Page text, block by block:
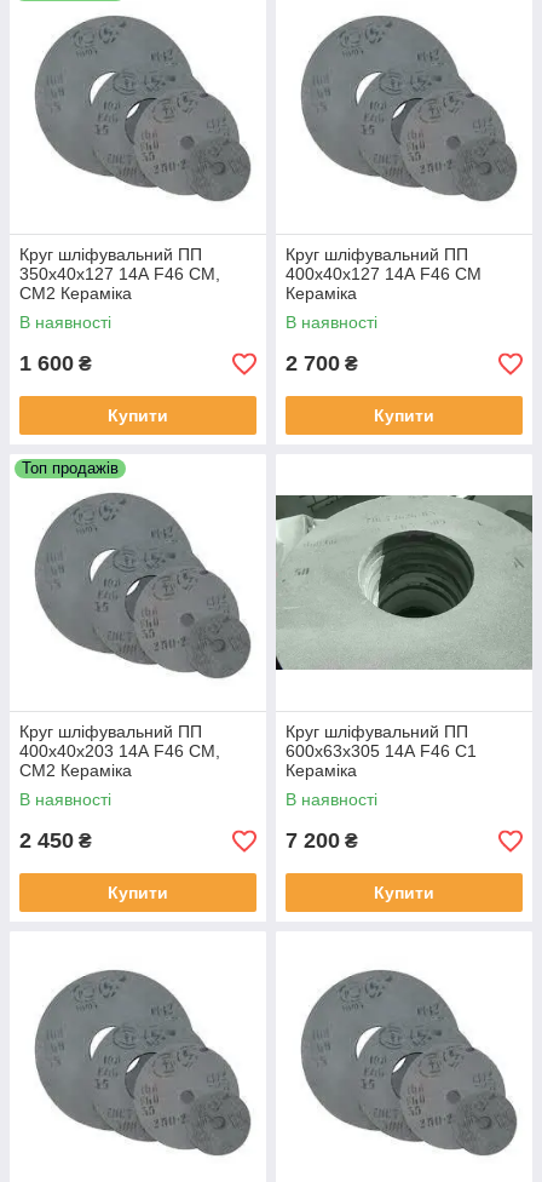
Круг шліфувальний ПП
350х40х127 14А F46 СМ,
СМ2 Кераміка
В наявності
1 600 ₴
Купити
Круг шліфувальний ПП
400х40х127 14А F46 СМ
Кераміка
В наявності
2 700 ₴
Купити
Топ продажів
Круг шліфувальний ПП
400х40х203 14А F46 СМ,
СМ2 Кераміка
В наявності
2 450 ₴
Купити
Круг шліфувальний ПП
600х63х305 14А F46 С1
Кераміка
В наявності
7 200 ₴
Купити